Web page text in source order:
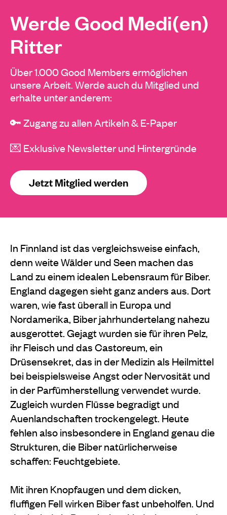
Werde Good Medi(en)
Ritter
Über 1.000 Good Members ermöglichen
unsere Arbeit. Werde auch du Mitglied und
erhalte unter anderem:
🔑 Zugang zu allen Artikeln & E-Paper
💌 Exklusive Newsletter und Hintergründe
Jetzt Mitglied werden
In Finnland ist das vergleichsweise einfach,
denn weite Wälder und Seen machen das
Land zu einem idealen Lebensraum für Biber.
England dagegen sieht ganz anders aus. Dort
waren, wie fast überall in Europa und
Nordamerika, Biber jahrhundertelang nahezu
ausgerottet. Gejagt wurden sie für ihren Pelz,
ihr Fleisch und das Castoreum, ein
Drüsensekret, das in der Medizin als Heilmittel
bei beispielsweise Angst oder Nervosität und
in der Parfümherstellung verwendet wurde.
Zugleich wurden Flüsse begradigt und
Auenlandschaften trockengelegt. Heute
fehlen also insbesondere in England genau die
Strukturen, die Biber natürlicherweise
schaffen: Feuchtgebiete.
Mit ihren Knopfaugen und dem dicken,
fluffigen Fell wirken Biber fast unbeholfen. Und